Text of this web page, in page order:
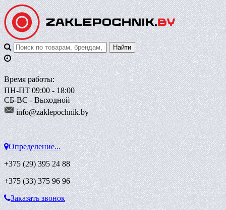
Время работы:
ПН-ПТ 09:00 - 18:00
СБ-ВС - Выходной
info@zaklepochnik.by
Определение...
+375 (29)395 24 88
+375 (33)375 96 96
Заказать звонок